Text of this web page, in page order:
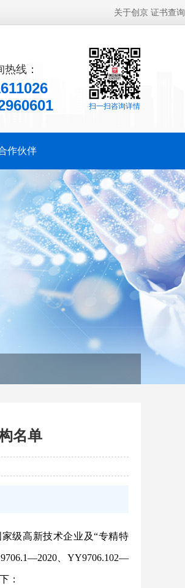
关于创京 证书查询
扫一扫咨询详情
线：
作伙伴
名单
级高新技术企业及“专精特
、YY9706.102—
：